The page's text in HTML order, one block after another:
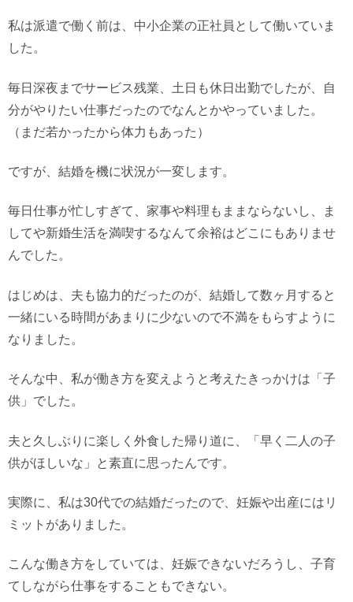
私は派遣で働く前は、中小企業の正社員として働いていま
した。
毎日深夜までサービス残業、土日も休日出勤でしたが、自
分がやりたい仕事だったのでなんとかやっていました。
（まだ若かったから体力もあった）
ですが、結婚を機に状況が一変します。
毎日仕事が忙しすぎて、家事や料理もままならないし、ま
してや新婚生活を満喫するなんて余裕はどこにもありませ
んでした。
はじめは、夫も協力的だったのが、結婚して数ヶ月すると
一緒にいる時間があまりに少ないので不満をもらすように
なりました。
そんな中、私が働き方を変えようと考えたきっかけは「子
供」でした。
夫と久しぶりに楽しく外食した帰り道に、「早く二人の子
供がほしいな」と素直に思ったんです。
実際に、私は30代での結婚だったので、妊娠や出産にはリ
ミットがありました。
こんな働き方をしていては、妊娠できないだろうし、子育
てしながら仕事をすることもできない。